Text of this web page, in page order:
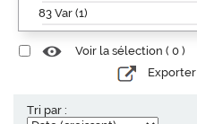
83 Var (1)
Voir la sélection ( 0 )
Tri par :